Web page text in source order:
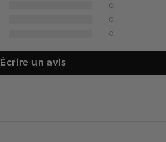
0
0
0
Écrire un avis